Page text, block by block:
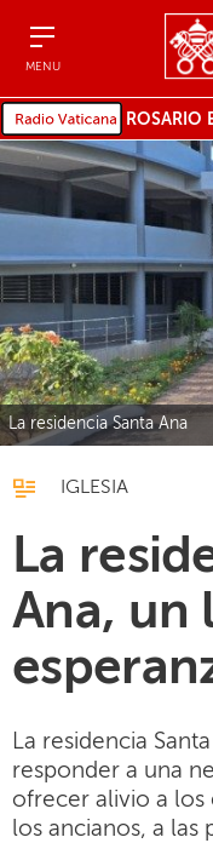
MENU
ROSARIO
La residencia Santa Ana
IGLESIA
La
Ana, un
La residencia
responder a una
ofrecer alivio a los
los ancianos, a las